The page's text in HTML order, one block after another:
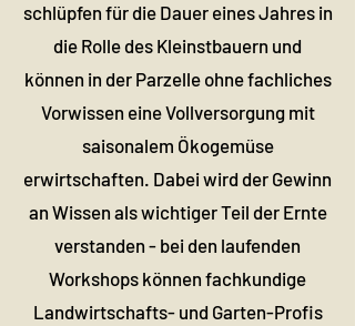
schlüpfen für die Dauer eines Jahres in
die Rolle des Kleinstbauern und
können in der Parzelle ohne fachliches
Vorwissen eine Vollversorgung mit
saisonalem Ökogemüse
erwirtschaften. Dabei wird der Gewinn
an Wissen als wichtiger Teil der Ernte
verstanden - bei den laufenden
Workshops können fachkundige
Landwirtschafts- und Garten-Profis